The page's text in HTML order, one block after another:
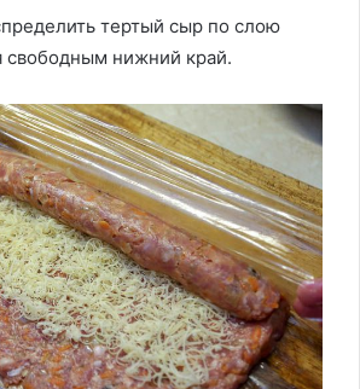
тертый сыр по слою
свободным нижний край.